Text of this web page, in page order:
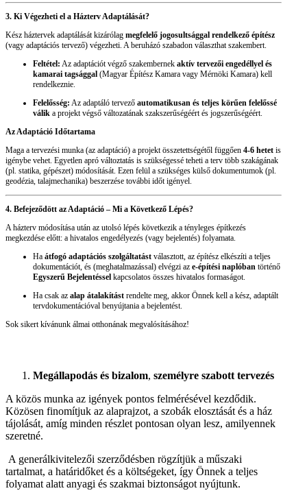
3. Ki Végezheti el a Házterv Adaptálását?
Kész háztervek adaptálását kizárólag megfelelő jogosultsággal rendelkező építész
(vagy adaptációs tervező) végezheti. A beruházó szabadon választhat szakembert.
Feltétel: Az adaptációt végző szakembernek aktív tervezői engedéllyel és
kamarai tagsággal (Magyar Építész Kamara vagy Mérnöki Kamara) kell
rendelkeznie.
Felelősség: Az adaptáló tervező automatikusan és teljes körűen felelőssé
válik a projekt végső változatának szakszerűségéért és jogszerűségéért.
Az Adaptáció Időtartama
Maga a tervezési munka (az adaptáció) a projekt összetettségétől függően 4-6 hetet is
igénybe vehet. Egyetlen apró változtatás is szükségessé teheti a terv több szakágának
(pl. statika, gépészet) módosítását. Ezen felül a szükséges külső dokumentumok (pl.
geodézia, talajmechanika) beszerzése további időt igényel.
4. Befejeződött az Adaptáció – Mi a Következő Lépés?
A házterv módosítása után az utolsó lépés következik a tényleges építkezés
megkezdése előtt: a hivatalos engedélyezés (vagy bejelentés) folyamata.
Ha átfogó adaptációs szolgáltatást választott, az építész elkészíti a teljes
dokumentációt, és (meghatalmazással) elvégzi az e-építési naplóban történő
Egyszerű Bejelentéssel kapcsolatos összes hivatalos formaságot.
Ha csak az alap átalakítást rendelte meg, akkor Önnek kell a kész, adaptált
tervdokumentációval benyújtania a bejelentést.
Sok sikert kívánunk álmai otthonának megvalósításához!
Megállapodás és bizalom, személyre szabott tervezés
A közös munka az igények pontos felmérésével kezdődik.
Közösen finomítjuk az alaprajzot, a szobák elosztását és a ház
tájolását, amíg minden részlet pontosan olyan lesz, amilyennek
szeretné.
A generálkivitelezői szerződésben rögzítjük a műszaki
tartalmat, a határidőket és a költségeket, így Önnek a teljes
folyamat alatt anyagi és szakmai biztonságot nyújtunk.